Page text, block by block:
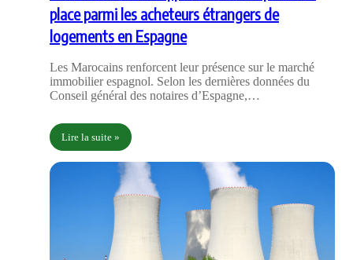
place parmi les acheteurs étrangers de
logements en Espagne
Les Marocains renforcent leur présence sur le marché
immobilier espagnol. Selon les dernières données du
Conseil général des notaires d’Espagne,…
Lire la suite »